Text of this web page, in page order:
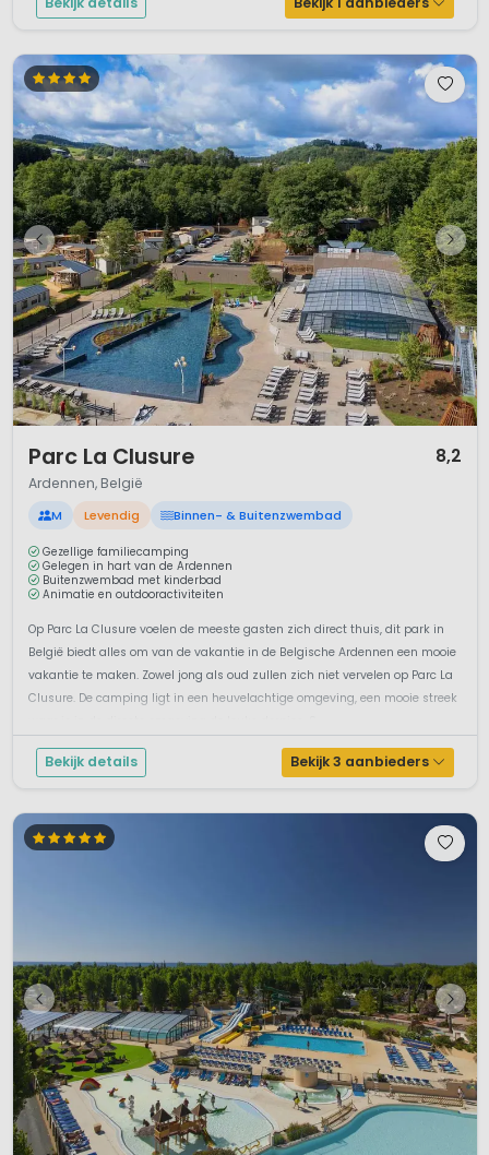
Parc La Clusure 8,2
Ardennen, België
M Levendig Binnen- & Buitenzwembad
Gezellige familiecamping
Gelegen in hart van de Ardennen
Buitenzwembad met kinderbad
Animatie en outdooractiviteiten
Op Parc La Clusure voelen de meeste gasten zich direct thuis, dit park in
België biedt alles om van de vakantie in de Belgische Ardennen een mooie
vakantie te maken. Zowel jong als oud zullen zich niet vervelen op Parc La
Clusure. De camping ligt in een heuvelachtige omgeving, een mooie streek
Bekijk details Bekijk 3 aanbieders